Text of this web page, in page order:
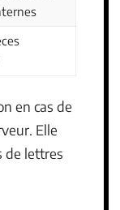
en cas de
Elle
de lettres